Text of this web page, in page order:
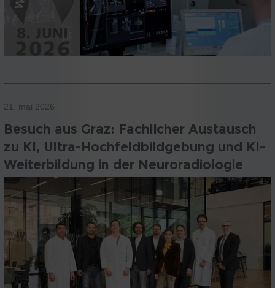
21. mai 2026
Besuch aus Graz: Fachlicher Austausch
zu KI, Ultra-Hochfeldbildgebung und KI-
Weiterbildung in der Neuroradiologie